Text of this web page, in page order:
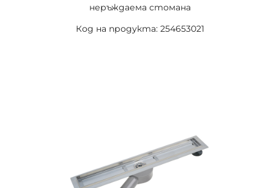
неръждаема стомана
Код на продукта: 254653021